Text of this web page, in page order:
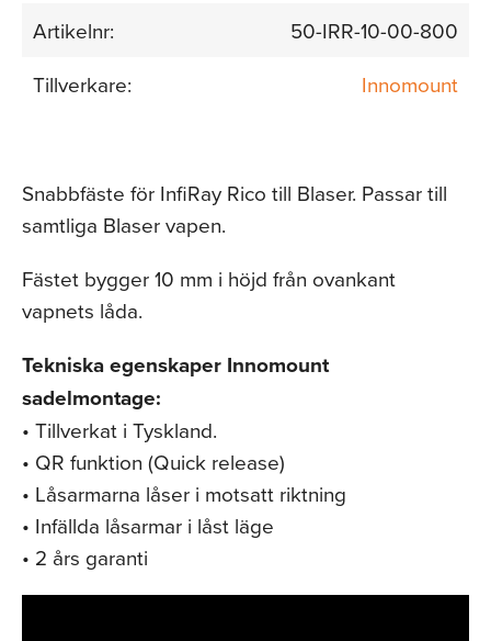
Artikelnr:
50-IRR-10-00-800
Tillverkare:
Innomount
Snabbfäste för InfiRay Rico till Blaser. Passar till
samtliga Blaser vapen.
Fästet bygger 10 mm i höjd från ovankant
vapnets låda.
Tekniska egenskaper Innomount
sadelmontage:
• Tillverkat i Tyskland.
• QR funktion (Quick release)
• Låsarmarna låser i motsatt riktning
• Infällda låsarmar i låst läge
• 2 års garanti